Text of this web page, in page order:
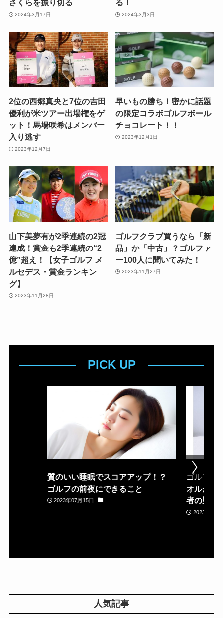
さくらを振り切る
2024年3月17日
る！
2024年3月3日
2位の西郷真央と7位の吉田
優利が米ツアー出場権をゲ
ット！馬場咲希はメンバー
入り逃す
2023年12月7日
早いもの勝ち！密かに話題
の限定コラボゴルフボール
チョコレート！！
2023年12月1日
山下美夢有が2季連続の2冠
達成！賞金も2季連続の“2
億”超え！【女子ゴルフ メ
ルセデス・賞金ランキン
グ】
2023年11月28日
ゴルフクラブ買うなら「新
品」か「中古」？ゴルファ
ー100人に聞いてみた！
2023年11月27日
PICK UP
質のいい睡眠でスコアアップ！？
ゴルフの前夜にできること
2023年07月15日
ゴルフ場
オルが置
者の疑問
2023年05月
人気記事